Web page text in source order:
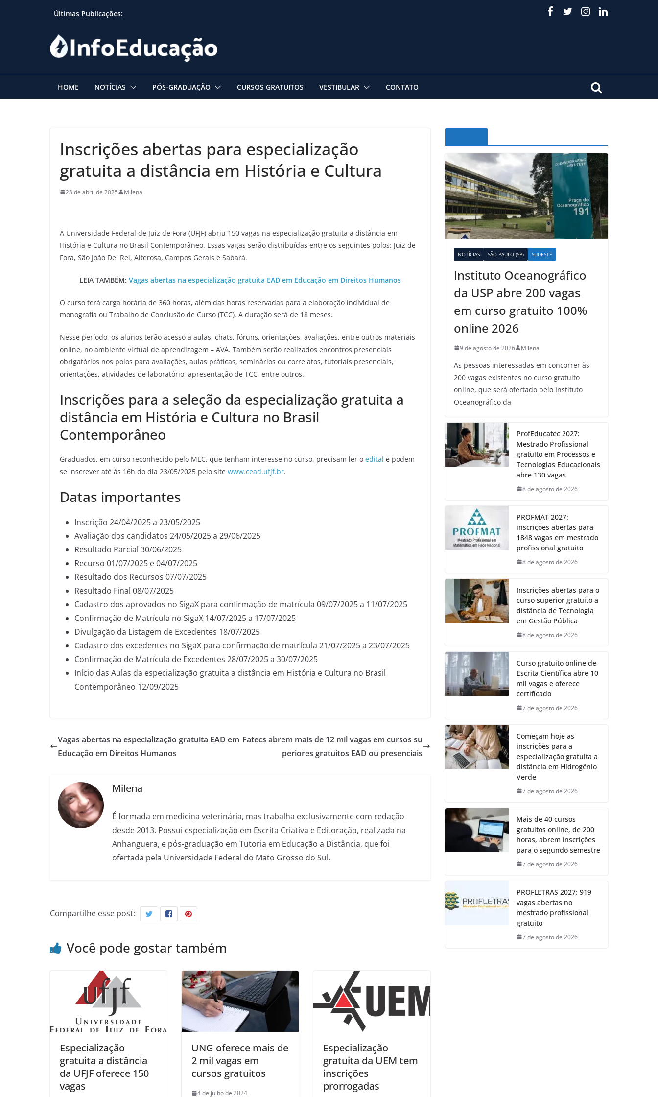
Últimas Publicações:
HOME NOTÍCIAS PÓS-GRADUAÇÃO CURSOS GRATUITOS VESTIBULAR CONTATO
Inscrições abertas para especialização
gratuita a distância em História e Cultura
28 de abril de 2025 Milena
A Universidade Federal de Juiz de Fora (UFJF) abriu 150 vagas na especialização gratuita a distância em
História e Cultura no Brasil Contemporâneo. Essas vagas serão distribuídas entre os seguintes polos: Juiz de
Fora, São João Del Rei, Alterosa, Campos Gerais e Sabará.
LEIA TAMBÉM: Vagas abertas na especialização gratuita EAD em Educação em Direitos Humanos
O curso terá carga horária de 360 horas, além das horas reservadas para a elaboração individual de
monografia ou Trabalho de Conclusão de Curso (TCC). A duração será de 18 meses.
Nesse período, os alunos terão acesso a aulas, chats, fóruns, orientações, avaliações, entre outros materiais
online, no ambiente virtual de aprendizagem – AVA. Também serão realizados encontros presenciais
obrigatórios nos polos para avaliações, aulas práticas, seminários ou correlatos, tutoriais presenciais,
orientações, atividades de laboratório, apresentação de TCC, entre outros.
Inscrições para a seleção da especialização gratuita a
distância em História e Cultura no Brasil
Contemporâneo
Graduados, em curso reconhecido pelo MEC, que tenham interesse no curso, precisam ler o edital e podem
se inscrever até às 16h do dia 23/05/2025 pelo site www.cead.ufjf.br.
Datas importantes
Inscrição 24/04/2025 a 23/05/2025
Avaliação dos candidatos 24/05/2025 a 29/06/2025
Resultado Parcial 30/06/2025
Recurso 01/07/2025 e 04/07/2025
Resultado dos Recursos 07/07/2025
Resultado Final 08/07/2025
Cadastro dos aprovados no SigaX para confirmação de matrícula 09/07/2025 a 11/07/2025
Confirmação de Matrícula no SigaX 14/07/2025 a 17/07/2025
Divulgação da Listagem de Excedentes 18/07/2025
Cadastro dos excedentes no SigaX para confirmação de matrícula 21/07/2025 a 23/07/2025
Confirmação de Matrícula de Excedentes 28/07/2025 a 30/07/2025
Início das Aulas da especialização gratuita a distância em História e Cultura no Brasil
Contemporâneo 12/09/2025
Vagas abertas na especialização gratuita EAD em
Educação em Direitos Humanos
Fatecs abrem mais de 12 mil vagas em cursos su
periores gratuitos EAD ou presenciais
Milena
É formada em medicina veterinária, mas trabalha exclusivamente com redação
desde 2013. Possui especialização em Escrita Criativa e Editoração, realizada na
Anhanguera, e pós-graduação em Tutoria em Educação a Distância, que foi
ofertada pela Universidade Federal do Mato Grosso do Sul.
Compartilhe esse post:
Você pode gostar também
Especialização
gratuita a distância
da UFJF oferece 150
vagas
UNG oferece mais de
2 mil vagas em
cursos gratuitos
4 de julho de 2024
Especialização
gratuita da UEM tem
inscrições
prorrogadas
NOTÍCIAS SÃO PAULO (SP) SUDESTE
Instituto Oceanográfico
da USP abre 200 vagas
em curso gratuito 100%
online 2026
9 de agosto de 2026 Milena
As pessoas interessadas em concorrer às
200 vagas existentes no curso gratuito
online, que será ofertado pelo Instituto
Oceanográfico da
ProfEducatec 2027:
Mestrado Profissional
gratuito em Processos e
Tecnologias Educacionais
abre 130 vagas
8 de agosto de 2026
PROFMAT 2027:
inscrições abertas para
1848 vagas em mestrado
profissional gratuito
8 de agosto de 2026
Inscrições abertas para o
curso superior gratuito a
distância de Tecnologia
em Gestão Pública
8 de agosto de 2026
Curso gratuito online de
Escrita Científica abre 10
mil vagas e oferece
certificado
7 de agosto de 2026
Começam hoje as
inscrições para a
especialização gratuita a
distância em Hidrogênio
Verde
7 de agosto de 2026
Mais de 40 cursos
gratuitos online, de 200
horas, abrem inscrições
para o segundo semestre
7 de agosto de 2026
PROFLETRAS 2027: 919
vagas abertas no
mestrado profissional
gratuito
7 de agosto de 2026